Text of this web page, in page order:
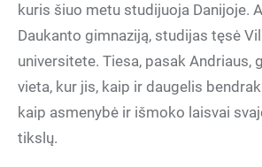
kuris šiuo metu studijuoja Danijoje.
Daukanto gimnaziją, studijas tęsė
universitete. Tiesa, pasak Andriaus,
vieta, kur jis, kaip ir daugelis
kaip asmenybė ir išmoko laisvai
tikslų.